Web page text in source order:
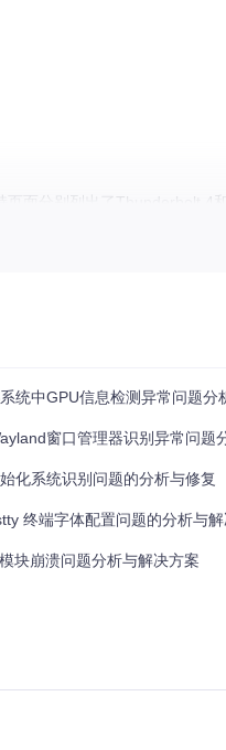
面分别列出了Thunderbolt 4
误的问题。这一改进不仅修正
信息报告。
统中GPU信息检测异常问题分
窗口管理器识别异常问题
化系统识别问题的分析与修复
终端字体配置问题的分析与
块崩溃问题分析与解决方案